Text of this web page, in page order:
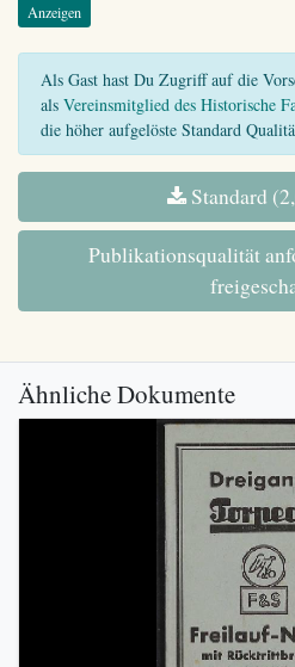
Anzeigen
Als Gast hast Du Zugriff auf die
als Vereinsmitglied des Historische
die höher aufgelöste Standard
Standard
Publikationsqualität
Ähnliche Dokumente